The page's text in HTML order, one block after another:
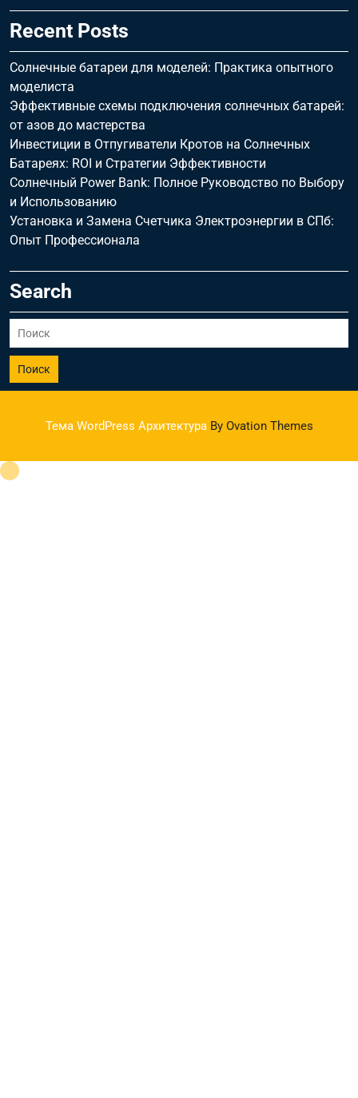
Recent Posts
Солнечные батареи для моделей: Практика опытного
моделиста
Эффективные схемы подключения солнечных батарей:
от азов до мастерства
Инвестиции в Отпугиватели Кротов на Солнечных
Батареях: ROI и Стратегии Эффективности
Солнечный Power Bank: Полное Руководство по Выбору
и Использованию
Установка и Замена Счетчика Электроэнергии в СПб:
Опыт Профессионала
Search
Поиск
Тема WordPress Архитектура By Ovation Themes